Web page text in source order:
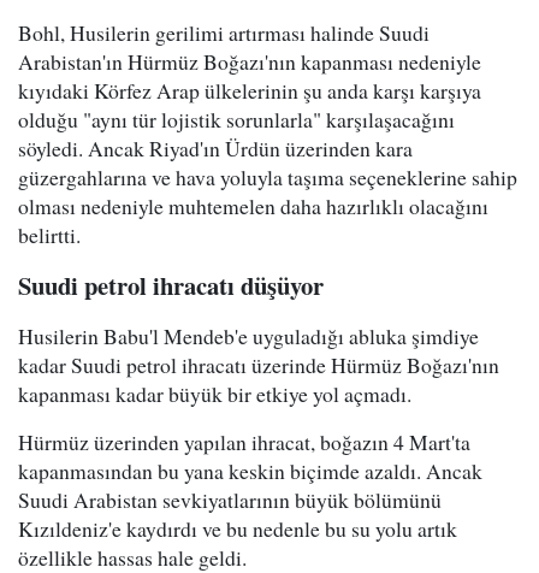
Bohl, Husilerin gerilimi artırması halinde Suudi
Arabistan'ın Hürmüz Boğazı'nın kapanması nedeniyle
kıyıdaki Körfez Arap ülkelerinin şu anda karşı karşıya
olduğu "aynı tür lojistik sorunlarla" karşılaşacağını
söyledi. Ancak Riyad'ın Ürdün üzerinden kara
güzergahlarına ve hava yoluyla taşıma seçeneklerine sahip
olması nedeniyle muhtemelen daha hazırlıklı olacağını
belirtti.
Suudi petrol ihracatı düşüyor
Husilerin Babu'l Mendeb'e uyguladığı abluka şimdiye
kadar Suudi petrol ihracatı üzerinde Hürmüz Boğazı'nın
kapanması kadar büyük bir etkiye yol açmadı.
Hürmüz üzerinden yapılan ihracat, boğazın 4 Mart'ta
kapanmasından bu yana keskin biçimde azaldı. Ancak
Suudi Arabistan sevkiyatlarının büyük bölümünü
Kızıldeniz'e kaydırdı ve bu nedenle bu su yolu artık
özellikle hassas hale geldi.